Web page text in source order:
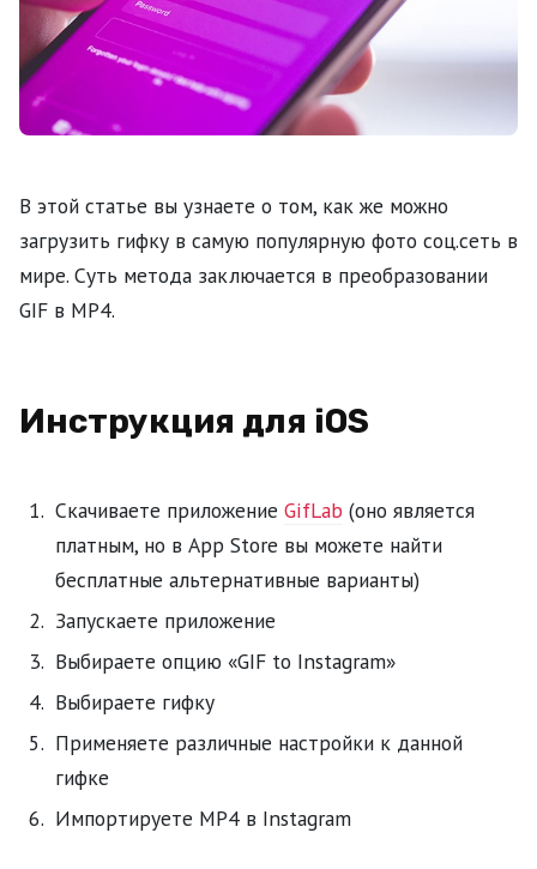
В этой статье вы узнаете о том, как же можно
загрузить гифку в самую популярную фото соц.сеть в
мире. Суть метода заключается в преобразовании
GIF в MP4.
Инструкция для iOS
Скачиваете приложение GifLab (оно является
платным, но в App Store вы можете найти
бесплатные альтернативные варианты)
Запускаете приложение
Выбираете опцию «GIF to Instagram»
Выбираете гифку
Применяете различные настройки к данной
гифке
Импортируете MP4 в Instagram